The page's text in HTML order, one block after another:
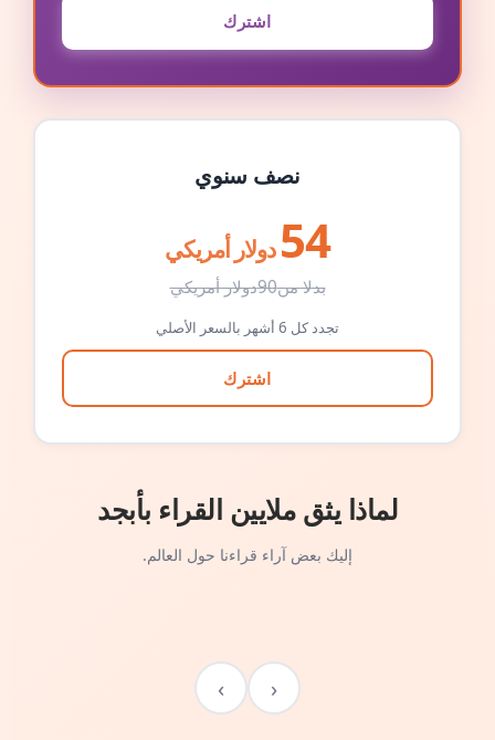
اشترك
نصف سنوي
54 دولار أمريكي
بدلا من90دولار أمريكي
تجدد كل 6 أشهر بالسعر الأصلي
اشترك
لماذا يثق ملايين القراء بأبجد
إليك بعض آراء قراءنا حول العالم.
‹
›